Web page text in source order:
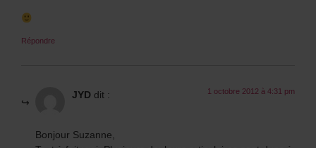
Répondre
JYD dit : 1 octobre 2012 à 4:31 pm
Bonjour Suzanne,